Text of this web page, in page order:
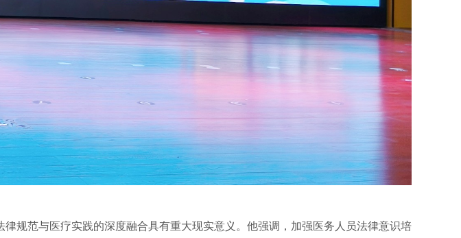
规范与医疗实践的深度融合具有重大现实意义。他强调，加强医务人员法律意识培